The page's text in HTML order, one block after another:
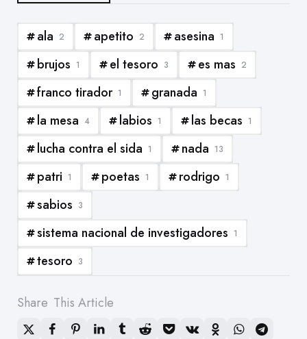
ala 2 apetito 2 asesina 1
brujos 1 el tesoro 3 es mas 2
franco tirador 1 granada 1
la mesa 4 labios 1 las becas 1
lucha contra el sida 1 nada 13
patri 1 poetas 1 rodrigo 1
sabios 3
sistema nacional de investigadores 1
tesoro 3
Share This Article